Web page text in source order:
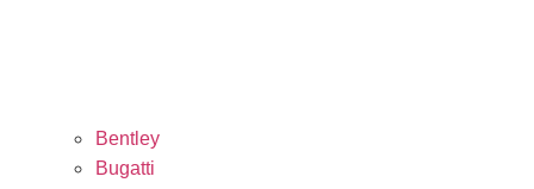
Bentley
Bugatti